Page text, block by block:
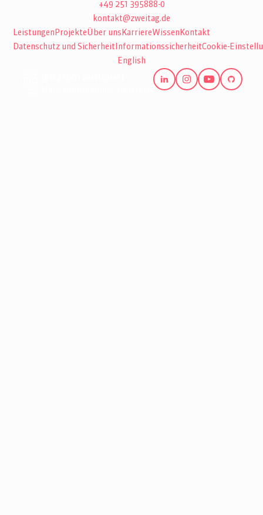
+49 251 395888-0
kontakt@zweitag.de
Leistungen ProjekteÜber uns KarriereWissen Kontakt
Datenschutz und Sicherheit InformationssicherheitCookie-
English